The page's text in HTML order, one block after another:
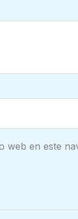
en este